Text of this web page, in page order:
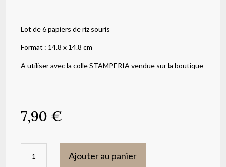
Lot de 6 papiers de riz souris
Format : 14.8 x 14.8 cm
A utiliser avec la colle STAMPERIA vendue sur la boutique
7,90 €
Ajouter au panier